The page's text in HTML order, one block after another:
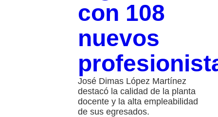
con 108
nuevos
José Dimas López Martínez
destacó la calidad de la planta
docente y la alta empleabilidad
de sus egresados.